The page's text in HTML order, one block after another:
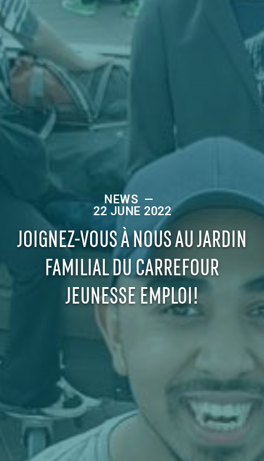
NEWS —
22 JUNE 2022
JOIGNEZ-VOUS À NOUS AU JARDIN
FAMILIAL DU CARREFOUR
JEUNESSE EMPLOI!